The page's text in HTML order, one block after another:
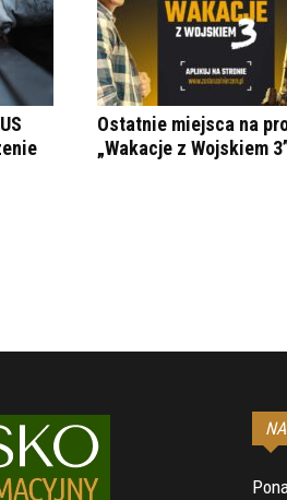
Ostatnie miejsca na
„Wakacje z Wojskiem